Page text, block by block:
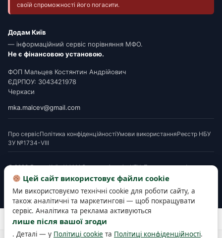
своїй спроможності його погасити.
Додам Київ
— інформаційний сервіс порівняння МФО.
Не є фінансовою установою.
ФОП Мальцев Костянтин Андрійович
ЄДРПОУ: 3043421978
Черкаси
mka.malcev@gmail.com
Про сервісПолітика конфіденційностіУмови використанняРеєстр НБУ
ЗУ №1734-VIII
© 2026 Додам Київ. Усі МФО мають ліцензію НБУ. Посилання на офери є
партнерськими. Перед підписанням ознайомтеся з Паспортом споживчого
кредиту. Деякі матеріали готуються з використанням AI-інструментів і
верифікуються редакцією.
Розробка та підтримка сайту —
Цей сайт використовує файли cookie
Ми використовуємо технічні cookie для роботи сайту, а
також аналітичні та маркетингові — щоб покращувати
сервіс. Аналітика та реклама активуються
лише після вашої згоди
. Деталі — у Політиці cookie та Політиці конфіденційності.